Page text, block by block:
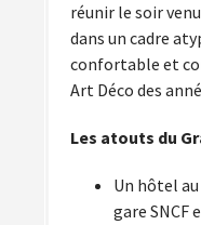
réunir le soir
dans un cadre
confortable et
Art Déco des
Les atouts du
Un hôtel
gare SNCF